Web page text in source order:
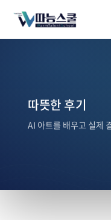
따뜻한 후기
AI 아트를 배우고 실제